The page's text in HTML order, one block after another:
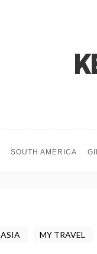
SOUTH AMERICA
ASIA MY TRAVEL